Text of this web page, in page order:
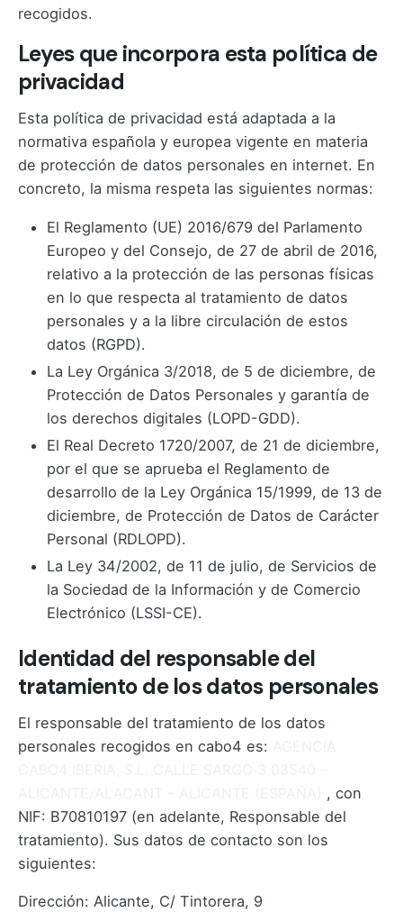
recogidos.
Leyes que incorpora esta política de
privacidad
Esta política de privacidad está adaptada a la
normativa española y europea vigente en materia
de protección de datos personales en internet. En
concreto, la misma respeta las siguientes normas:
El Reglamento (UE) 2016/679 del Parlamento
Europeo y del Consejo, de 27 de abril de 2016,
relativo a la protección de las personas físicas
en lo que respecta al tratamiento de datos
personales y a la libre circulación de estos
datos (RGPD).
La Ley Orgánica 3/2018, de 5 de diciembre, de
Protección de Datos Personales y garantía de
los derechos digitales (LOPD-GDD).
El Real Decreto 1720/2007, de 21 de diciembre,
por el que se aprueba el Reglamento de
desarrollo de la Ley Orgánica 15/1999, de 13 de
diciembre, de Protección de Datos de Carácter
Personal (RDLOPD).
La Ley 34/2002, de 11 de julio, de Servicios de
la Sociedad de la Información y de Comercio
Electrónico (LSSI-CE).
Identidad del responsable del
tratamiento de los datos personales
El responsable del tratamiento de los datos
personales recogidos en cabo4 es:
, con
NIF: B70810197 (en adelante, Responsable del
tratamiento). Sus datos de contacto son los
siguientes:
Dirección: Alicante, C/ Tintorera, 9